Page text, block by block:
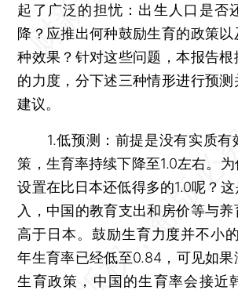
起了广泛的担忧：出生人口是否
降？应推出何种鼓励生育的政策
种效果？针对这些问题，本报告
的力度，分下述三种情形进行预
建议。
1.低预测：前提是没有实质有
策，生育率持续下降至1.0左右。
设置在比日本还低得多的1.0呢？
入，中国的教育支出和房价等与
高于日本。鼓励生育力度并不小
年生育率已经低至0.84，可见如果
生育政策，中国的生育率会接近